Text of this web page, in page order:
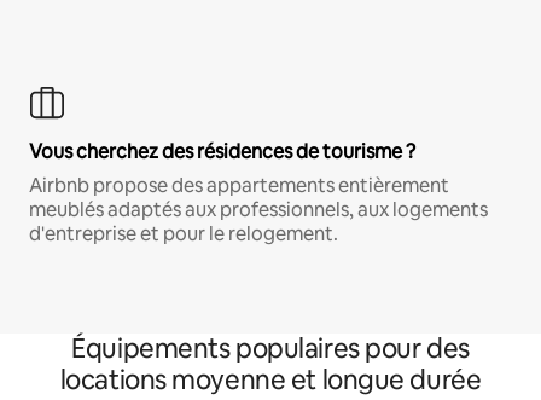
Vous cherchez des résidences de tourisme ?
Airbnb propose des appartements entièrement
meublés adaptés aux professionnels, aux logements
d'entreprise et pour le relogement.
Équipements populaires pour des
locations moyenne et longue durée